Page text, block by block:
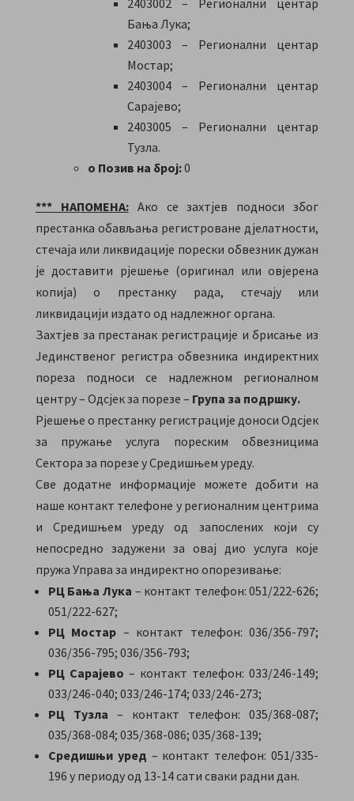
2403002 – Регионални центар
Бања Лука;
2403003 – Регионални центар
Мостар;
2403004 – Регионални центар
Сарајево;
2403005 – Регионални центар
Тузла.
o Позив на број:0
*** НАПОМЕНА:Ако се захтјев подноси због
престанка обављања регистроване дјелатности,
стечаја или ликвидације порески обвезник дужан
је доставити рјешење (оригинал или овјерена
копија) о престанку рада, стечају или
ликвидацији издато од надлежног органа.
Захтјев за престанак регистрације и брисање из
Јединственог регистра обвезника индиректних
пореза подноси се надлежном регионалном
центру – Одсјек за порезе – Група за подршку.
Рјешење о престанку регистрације доноси Одсјек
за пружање услуга пореским обвезницима
Сектора за порезе у Средишњем уреду.
Све додатне информације можете добити на
наше контакт телефоне у регионалним центрима
и Средишњем уреду од запослених који су
непосредно задужени за овај дио услуга које
пружа Управа за индиректно опорезивање:
РЦ Бања Лука – контакт телефон: 051/222-626;
051/222-627;
РЦ Мостар – контакт телефон: 036/356-797;
036/356-795; 036/356-793;
РЦ Сарајево – контакт телефон: 033/246-149;
033/246-040; 033/246-174; 033/246-273;
РЦ Тузла – контакт телефон: 035/368-087;
035/368-084; 035/368-086; 035/368-139;
Средишњи уред – контакт телефон: 051/335-
196 у периоду од 13-14 сати сваки радни дан.